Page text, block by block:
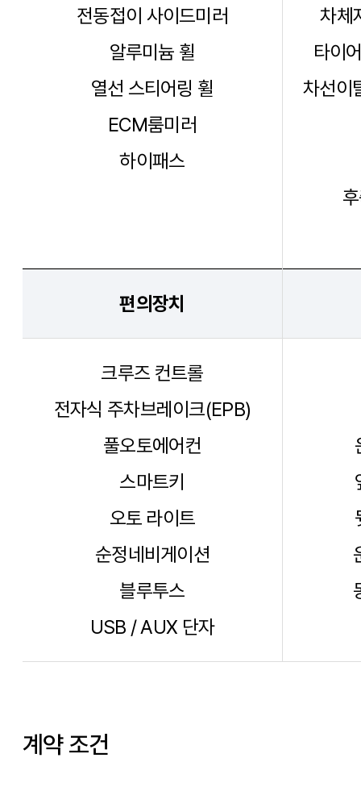
열선 스티어링 휠
ECM룸미러
하이패스
차선
크루즈 컨트롤
전자식 주차브레이크(EPB)
풀오토에어컨
스마트키
오토 라이트
순정네비게이션
블루투스
USB / AUX 단자
계약 조건
최소 운전연령